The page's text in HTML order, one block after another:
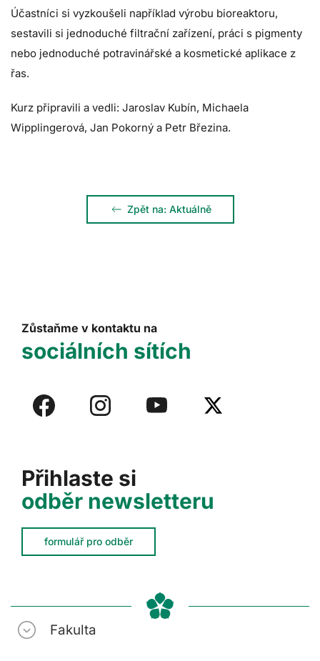
Účastníci si vyzkoušeli například výrobu bioreaktoru,
sestavili si jednoduché filtrační zařízení, práci s pigmenty
nebo jednoduché potravinářské a kosmetické aplikace z
řas.
Kurz připravili a vedli: Jaroslav Kubín, Michaela
Wipplingerová, Jan Pokorný a Petr Březina.
Zpět na: Aktuálně
Přihlaste si
odběr newsletteru
formulář pro odběr
Zůstaňme v kontaktu na
sociálních sítích
Fakulta